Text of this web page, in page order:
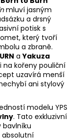
mluví jasným
a drsný
potisk s
který tvoří
a zbraně.
aYakuza
na kořeny pouliční
uzavírá menší
ani stylový
modelu YPS
. Tato exkluzivní
bavlníku
absolutní